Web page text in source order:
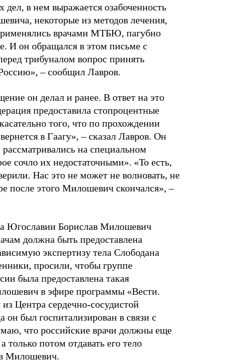
в нем выражается озабоченность
некоторые из методов лечения,
врачами МТБЮ, пагубно
И он обращался в этом письме с
трибуналом вопрос принять
– сообщил Лавров.
он делал и ранее. В ответ на это
предоставила стопроцентные
того, что по прохождении
в Гаагу», – сказал Лавров. Он
на специальном
сочло их недостаточными». «То есть,
Нас это не может не волновать, не
после этого Милошевич скончался», –
Югославии Борислав Милошевич
должна быть предоставлена
экспертизу тела Слободана
просили, чтобы группе
была предоставлена такая
в эфире программы «Вести.
Центра сердечно-сосудистой
он был госпитализирован в связи с
что российские врачи должны еще
только потом отдавать его тело
Милошевич.